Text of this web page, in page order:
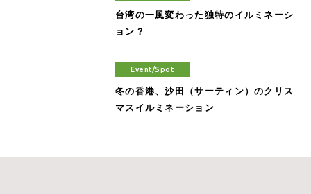
台湾の一風変わった独特のイルミネーシ
ョン？
Event/Spot
冬の香港、沙田（サーティン）のクリス
マスイルミネーション